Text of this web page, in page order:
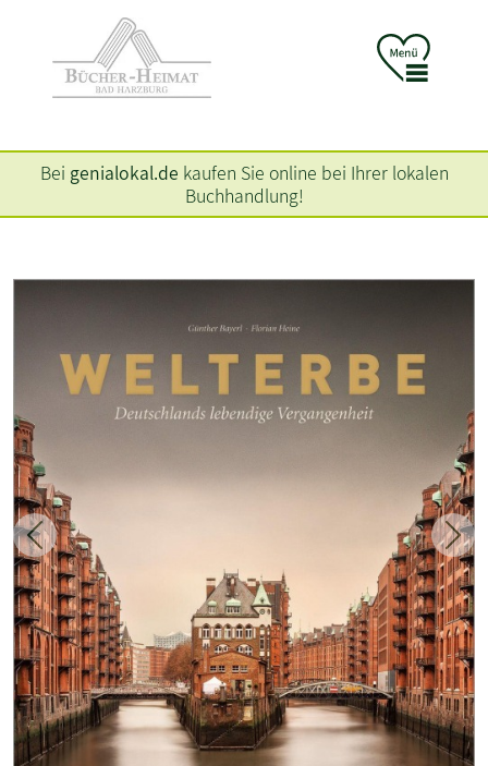
Bei genialokal.de kaufen Sie online bei Ihrer lokalen
Buchhandlung!
Zurück